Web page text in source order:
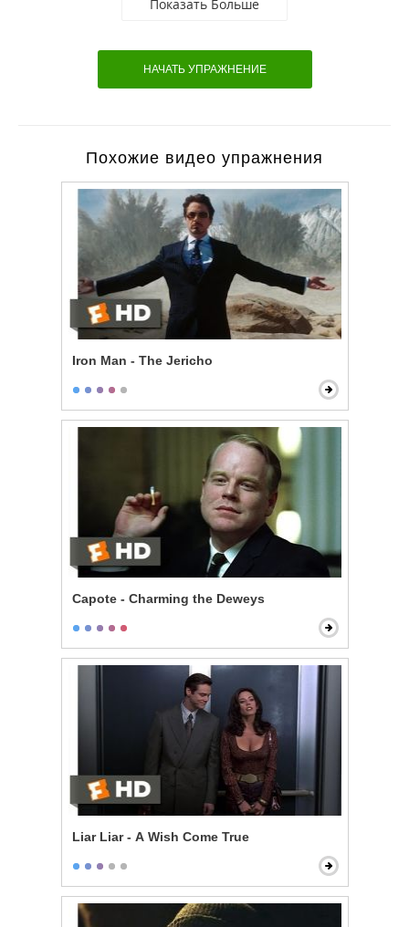
Показать Больше
НАЧАТЬ УПРАЖНЕНИЕ
Похожие видео упражнения
Iron Man - The Jericho
Capote - Charming the Deweys
Liar Liar - A Wish Come True